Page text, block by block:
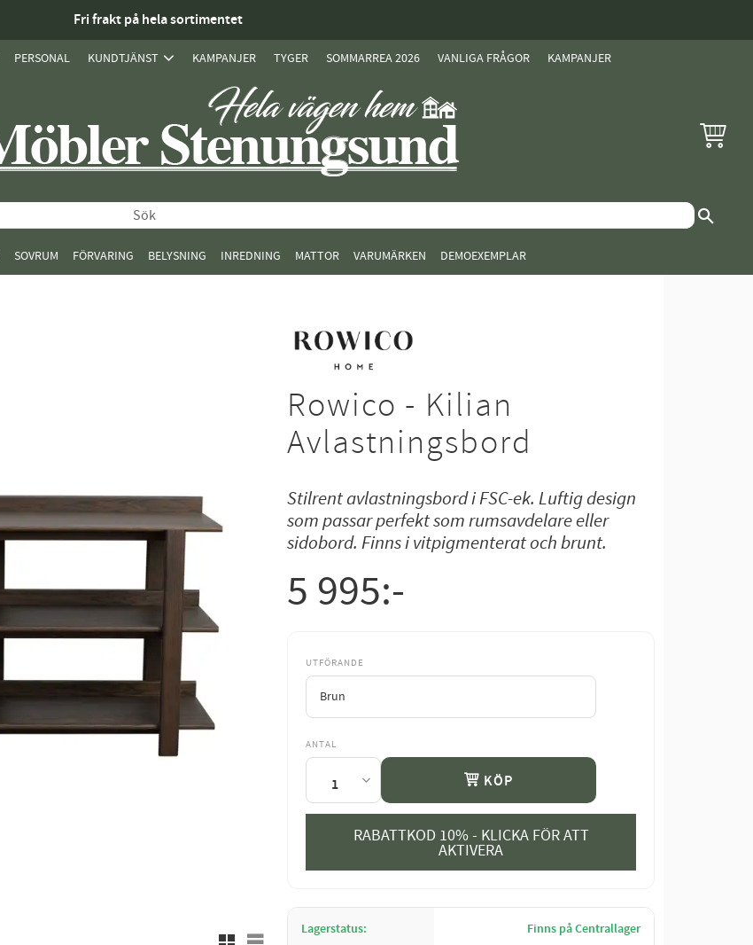
Fri frakt på hela sortimentet
PERSONAL KUNDTJÄNST KAMPANJER TYGER SOMMARREA 2026 VANLIGA FRÅGOR KAMPANJER
SOVRUM FÖRVARING BELYSNING INREDNING MATTOR VARUMÄRKEN DEMOEXEMPLAR
Rowico - Kilian
Avlastningsbord
Stilrent avlastningsbord i FSC-ek. Luftig design
som passar perfekt som rumsavdelare eller
sidobord. Finns i vitpigmenterat och brunt.
Rutnätsvy
Listvy
5 995:-
UTFÖRANDE
ANTAL
KÖP
RABATTKOD 10% - KLICKA FÖR ATT
AKTIVERA
Lagerstatus Finns på Centrallager